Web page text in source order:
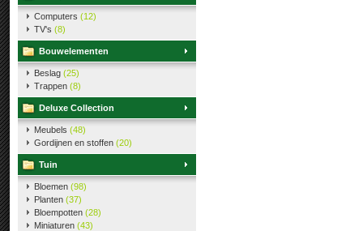
Computers (12)
TV's (8)
Bouwelementen
Beslag (25)
Trappen (8)
Deluxe Collection
Meubels (48)
Gordijnen en stoffen (20)
Tuin
Bloemen (98)
Planten (37)
Bloempotten (28)
Miniaturen (43)